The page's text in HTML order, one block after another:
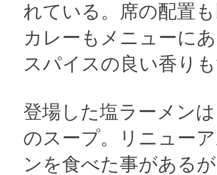
れている。席の配置
カレーもメニューに
スパイスの良い香り
登場した塩ラーメン
のスープ。リニュー
ンを食べた事がある